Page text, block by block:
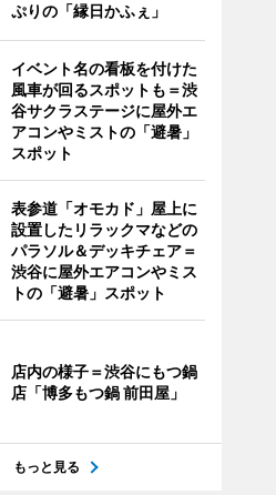
ぷりの「縁日かふぇ」
イベント名の看板を付けた
風車が回るスポットも＝渋
谷サクラステージに屋外エ
アコンやミストの「避暑」
スポット
表参道「オモカド」屋上に
設置したリラックマなどの
パラソル＆デッキチェア＝
渋谷に屋外エアコンやミス
トの「避暑」スポット
店内の様子＝渋谷にもつ鍋
店「博多もつ鍋 前田屋」
もっと見る